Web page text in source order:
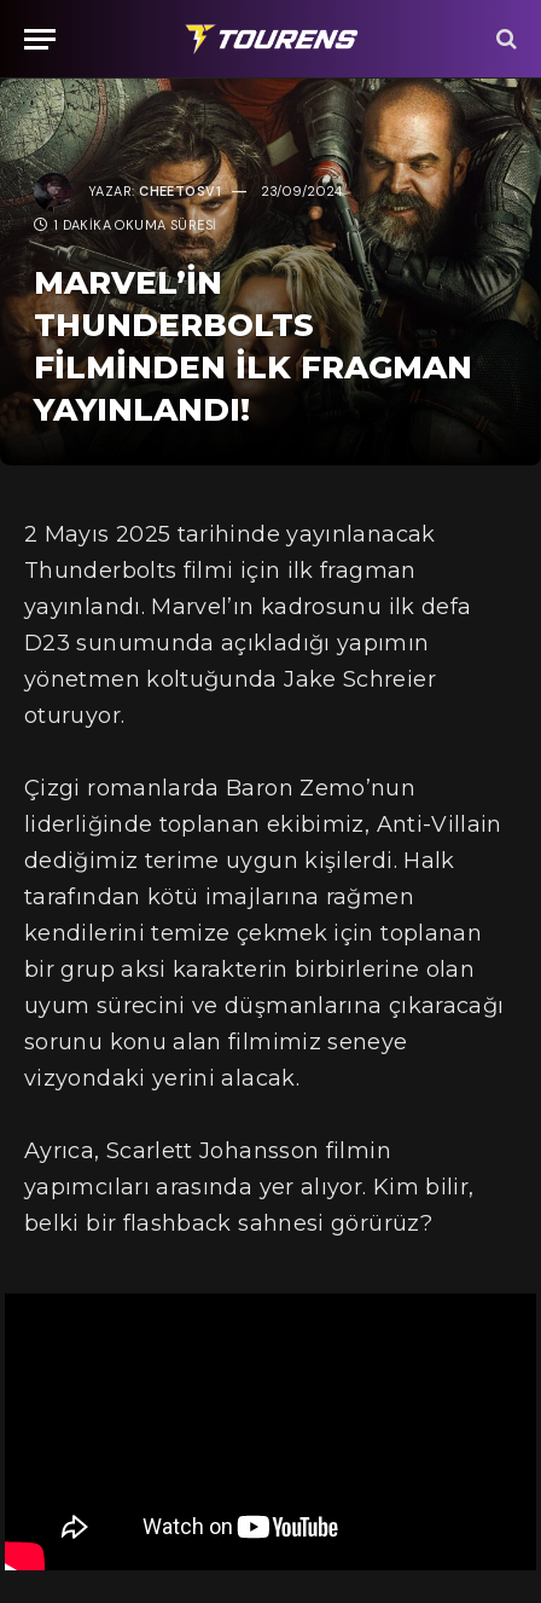
YAZAR: CHEETOSV1 23/09/2024
1 DAKIKA OKUMA SÜRESI
MARVEL’IN
THUNDERBOLTS
FILMINDEN ILK FRAGMAN
YAYINLANDI!
2 Mayıs 2025 tarihinde yayınlanacak
Thunderbolts filmi için ilk fragman
yayınlandı. Marvel’ın kadrosunu ilk defa
D23 sunumunda açıkladığı yapımın
yönetmen koltuğunda Jake Schreier
oturuyor.
Çizgi romanlarda Baron Zemo’nun
liderliğinde toplanan ekibimiz, Anti-Villain
dediğimiz terime uygun kişilerdi. Halk
tarafından kötü imajlarına rağmen
kendilerini temize çekmek için toplanan
bir grup aksi karakterin birbirlerine olan
uyum sürecini ve düşmanlarına çıkaracağı
sorunu konu alan filmimiz seneye
vizyondaki yerini alacak.
Ayrıca, Scarlett Johansson filmin
yapımcıları arasında yer alıyor. Kim bilir,
belki bir flashback sahnesi görürüz?